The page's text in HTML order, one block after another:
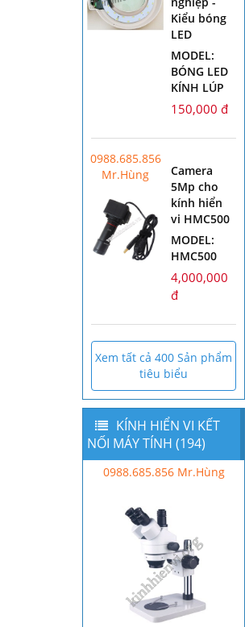
Kiểu bóng
LED
MODEL:
BÓNG LED
KÍNH LÚP
150,000 đ
0988.685.856
Mr.Hùng
Camera
5Mp cho
kính hiển
vi HMC500
MODEL:
HMC500
4,000,000
đ
Xem tất cả 400 Sản phẩm
tiêu biểu
KÍNH HIỂN VI KẾT
NỐI MÁY TÍNH (194)
Mr Hùng - 0988.685.856